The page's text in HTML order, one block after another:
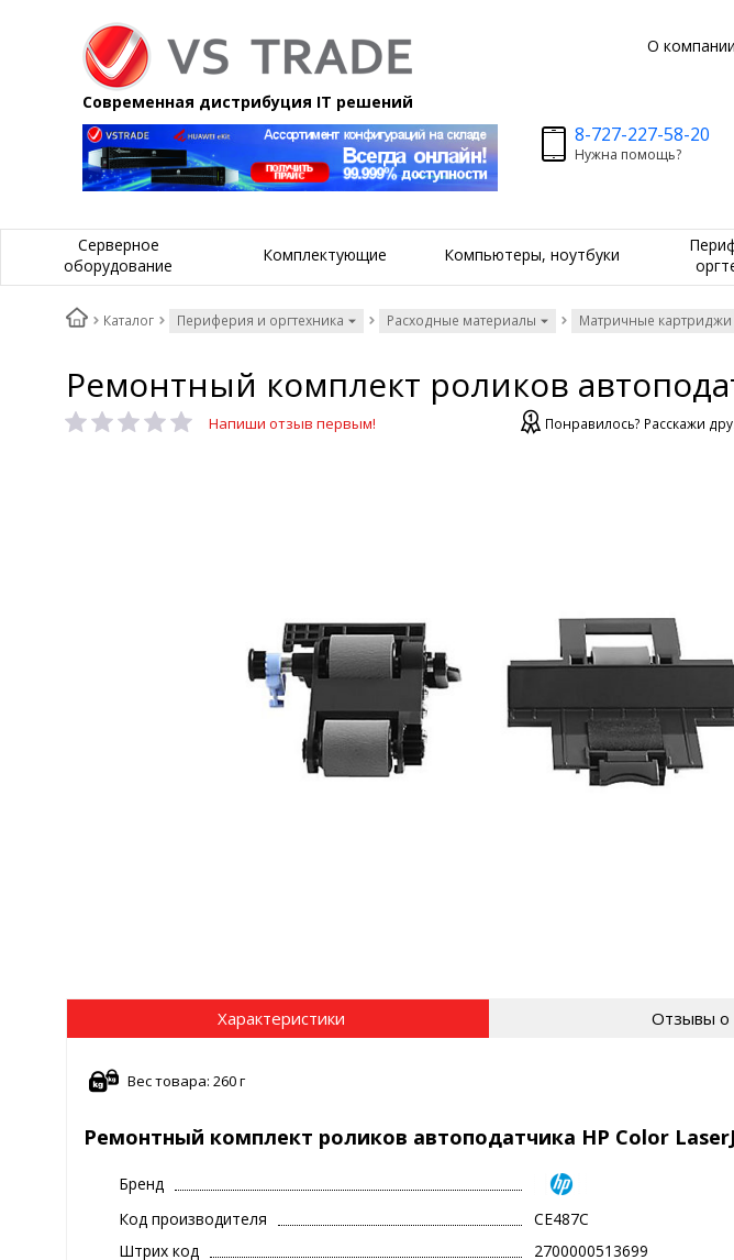
О компании
Современная дистрибуция IT решений
8-727-227-58-20
Нужна помощь?
Серверное
оборудование
Комплектующие Компьютеры, ноутбуки
Каталог Периферия и оргтехника Расходные материалы Матричные картриджи
Ремонтный комплект роликов
Напиши отзыв первым! Понравилось? Расскажи
Характеристики Отзывы о
Вес товара: 260 г
Ремонтный комплект роликов автоподатчика HP Color
Бренд
Код производителя
CE487C
Штрих код
2700000513699